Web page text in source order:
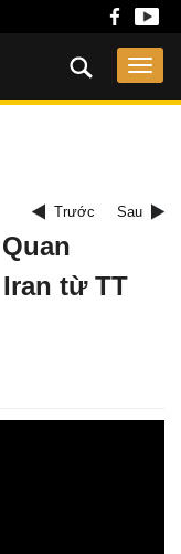
Trước Sau
từ TT